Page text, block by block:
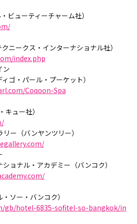
ビューティーチャーム社）
ニークス・インターナショナル社）
index.php
ン
ゴ・パール・プーケット）
Coqoon-Spa
キュー社）
ー（バンヤンツリー）
ョナル・アカデミー（バンコク）
ソー・バンコク）
gb/hotel-6835-sofitel-so-bangkok/in